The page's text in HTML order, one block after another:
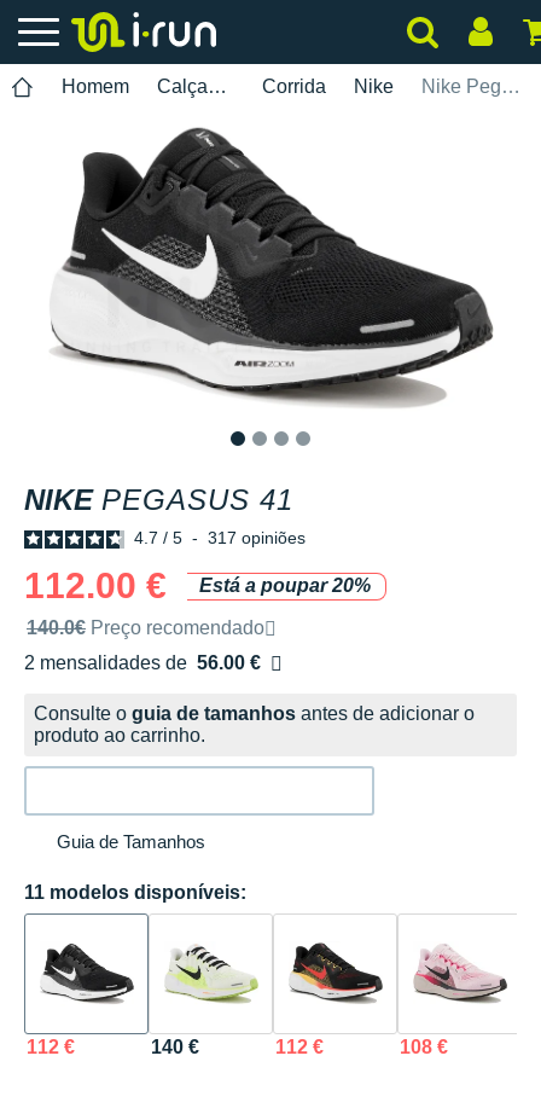
Homem Calçados Corrida Nike Nike Pegasus 41
NIKE PEGASUS 41
4.7 / 5 - 317 opiniões
112.00 €
Está a poupar 20%
Preço de venda recomendado pela marca
140.0€ Preço recomendado
2 mensalidades de 56.00 €
sem custos
Consulte o guia de tamanhos antes de adicionar o
produto ao carrinho.
Guia de Tamanhos
11 modelos disponíveis:
112 € 140 € 112 € 108 €